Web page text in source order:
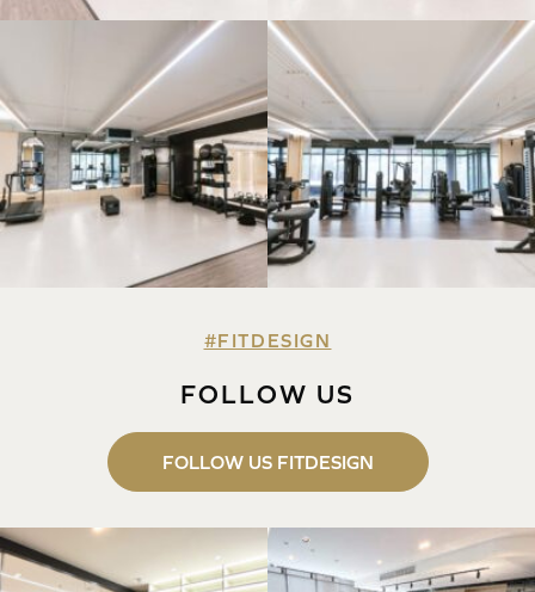
#FITDESIGN
FOLLOW US
FOLLOW US FITDESIGN